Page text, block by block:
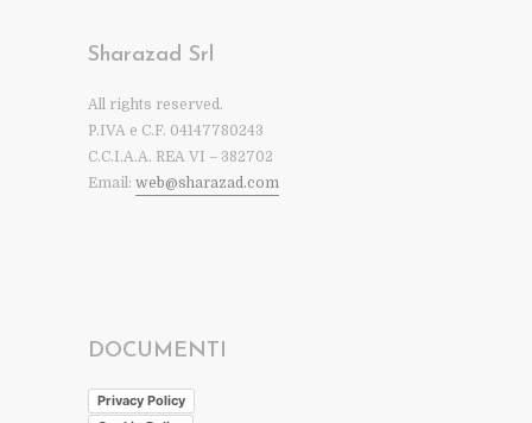
Sharazad Srl
All rights reserved.
P.IVA e C.F. 04147780243
C.C.I.A.A. REA VI – 382702
Email: web@sharazad.com
DOCUMENTI
Privacy Policy